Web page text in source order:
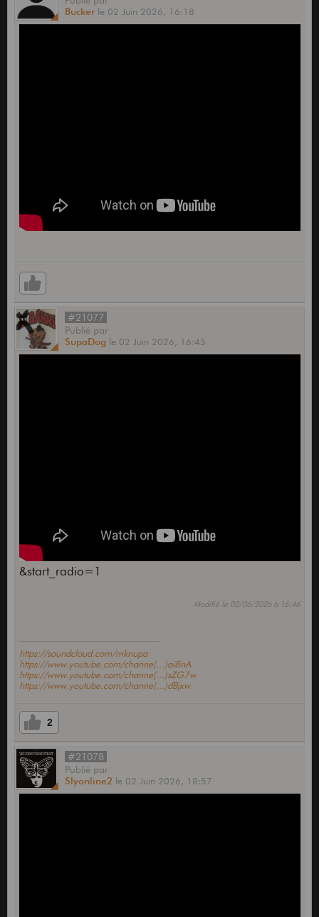
Bucker le 02 Juin 2026, 16:18
#21077
Publié par
SupaDog le 02 Juin 2026, 16:45
&start_radio=1
Modifié le 02/06/2026 à 16:46
https://soundcloud.com/mknupa
https://www.youtube.com/channe(...)ai8nA
https://www.youtube.com/channe(...)sZG7w
https://www.youtube.com/channe(...)dBjxw
2
#21078
Publié par
Slyonline2 le 02 Juin 2026, 18:57